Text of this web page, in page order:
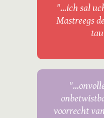
"...ich sal
Mastreegs
voorrecht